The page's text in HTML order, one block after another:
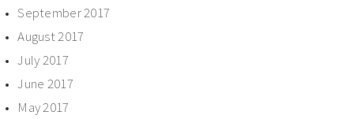
September 2017
August 2017
July 2017
June 2017
May 2017